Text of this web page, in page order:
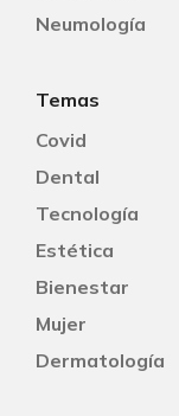
Neumología
Temas
Covid
Dental
Tecnología
Estética
Bienestar
Mujer
Dermatología